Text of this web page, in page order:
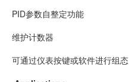
PID参数自整定功能
维护计数器
可通过仪表按键或软件进行组态